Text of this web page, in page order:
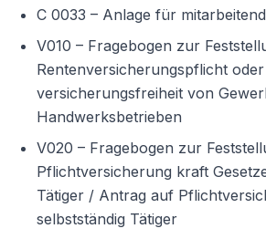
C 0033 – Anlage für
V010 – Fragebogen zur
Rentenversicherungspflicht
versicherungsfreiheit von
Handwerksbetrieben
V020 – Fragebogen zur
Pflichtversicherung kraft
Tätiger / Antrag auf
selbstständig Tätiger